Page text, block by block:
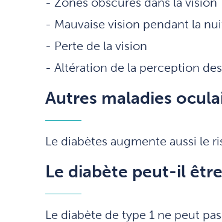
Mauvaise vision pendant la
Perte de la vision
Altération de la perception
Autres maladies
Le diabètes augmente aussi le
Le diabète peut-il
Le diabète de type 1 ne peut